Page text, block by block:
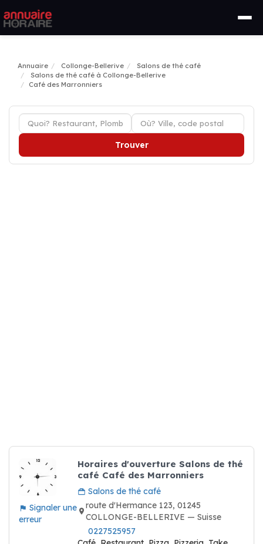
Annuaire Collonge-Bellerive
Salons de thé café
Salons de thé café à Collonge-Bellerive
Café des Marronniers
Trouver
Signaler une
erreur
Horaires d'ouverture Salons de thé
café Café des Marronniers
Salons de thé café
route d'Hermance 123, 01245
COLLONGE-BELLERIVE — Suisse
0227525957